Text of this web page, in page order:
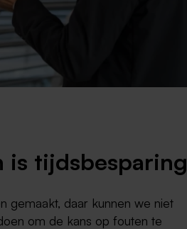
is tijdsbesparing
gemaakt, daar kunnen we niet
om de kans op fouten te